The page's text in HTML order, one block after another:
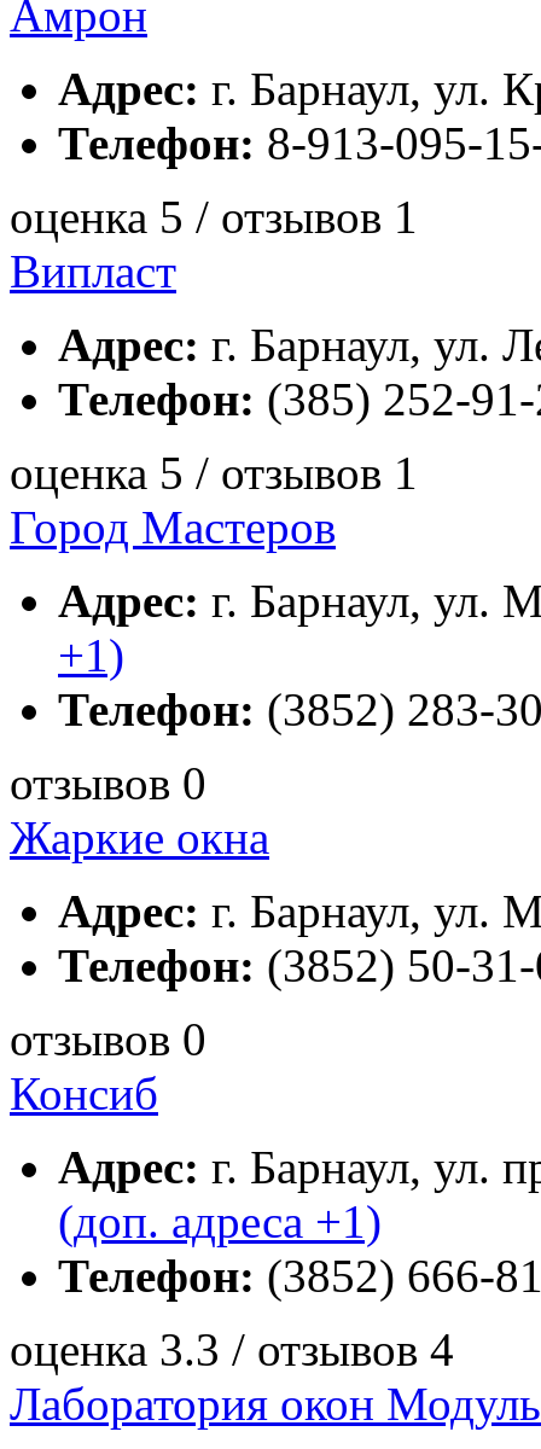
Амрон
Адрес: г. Барнаул, ул.
Телефон: 8-913-095-
оценка 5 / отзывов 1
Випласт
Адрес: г. Барнаул, ул.
Телефон: (385) 252-
оценка 5 / отзывов 1
Город Мастеров
Адрес: г. Барнаул, ул.
+1)
Телефон: (3852) 283-
отзывов 0
Жаркие окна
Адрес: г. Барнаул, ул.
Телефон: (3852) 50-
отзывов 0
Консиб
Адрес: г. Барнаул, ул.
(доп. адреса +1)
Телефон: (3852) 666-
оценка 3.3 / отзывов 4
Лаборатория окон Модуль